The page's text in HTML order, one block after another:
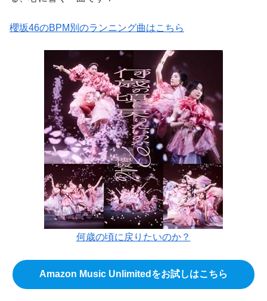
櫻坂46のBPM別のランニング曲はこちら
何歳の頃に戻りたいのか？
Amazon Music Unlimitedをお試しはこちら